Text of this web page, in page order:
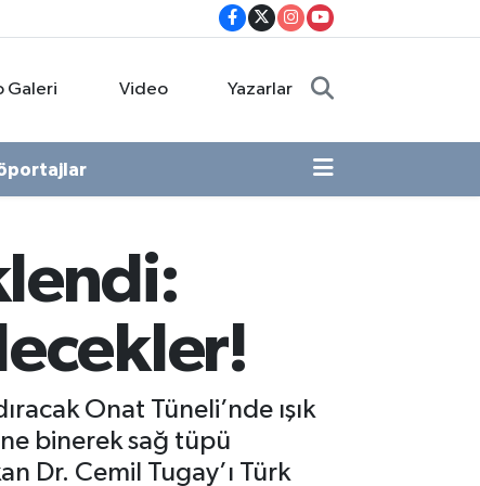
Galeri Video Yazarlar
Onat Tüneli’nde ışık
binerek sağ tüpü
Dr. Cemil Tugay’ı Türk